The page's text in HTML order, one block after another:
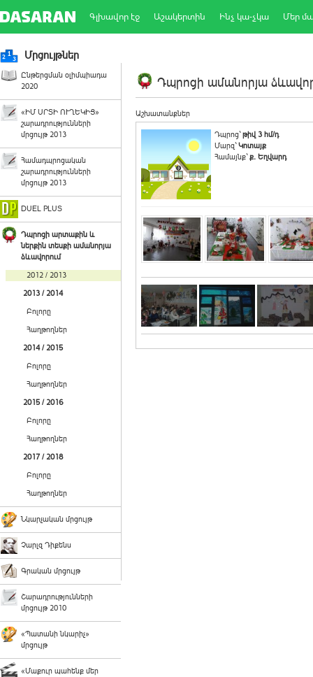
Գլխավոր էջ Աշակերտին Ինչ կա-չկա Մեր
Մրցույթներ
Ընթերցման օլիմպիադա
2020
«ԻՄ ՍՐՏԻ ՈՒՂԵԿԻՑ»
շարադրությունների
մրցույթ 2013
Համադպրոցական
շարադրությունների
մրցույթ 2013
DUEL PLUS
Դպրոցի արտաքին և
ներքին տեսքի ամանորյա
ձևավորում
2012 / 2013
2013 / 2014
Բոլորը
Հաղթողներ
2014 / 2015
Բոլորը
Հաղթողներ
2015 / 2016
Բոլորը
Հաղթողներ
2017 / 2018
Բոլորը
Հաղթողներ
Նկարչական մրցույթ
Չարլզ Դիքենս
Գրական մրցույթ
Շարադրությունների
մրցույթ 2010
«Պատանի նկարիչ»
մրցույթ
«Մաքուր պահենք մեր
Դպրոցի ամանորյա
Աշխատանքներ
Դպրոց`թիվ 3 հմ/դ
Մարզ`Կոտայք
Համայնք`ք. Եղվարդ